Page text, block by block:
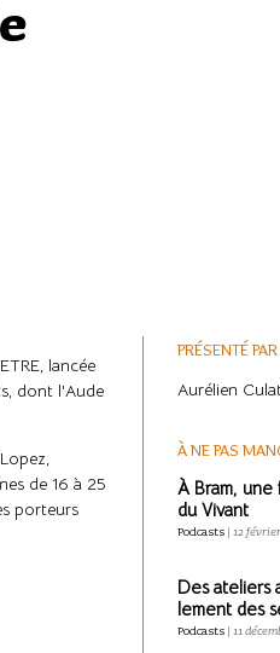
lancée
dont l'Aude
de 16 à 25
porteurs
PRÉSENTÉ PAR
Aurélien
À NE PAS
À Bram,
du Vivant
Podcasts | 12
Des ateliers
le­ment des
Podcasts | 11